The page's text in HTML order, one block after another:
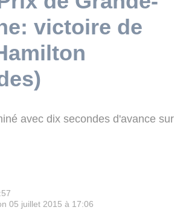
victoire de
avec dix secondes d'avance sur
05 juillet 2015 à 17:06